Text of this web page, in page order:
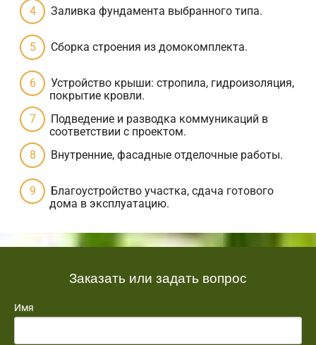
Заливка фундамента выбранного типа.
Сборка строения из домокомплекта.
Устройство крыши: стропила, гидроизоляция,
покрытие кровли.
Подведение и разводка коммуникаций в
соответствии с проектом.
Внутренние, фасадные отделочные работы.
Благоустройство участка, сдача готового
дома в эксплуатацию.
Заказать или задать вопрос
Имя